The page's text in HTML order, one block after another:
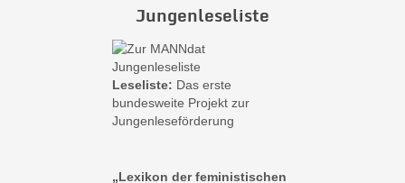
Jungenleseliste
Leseliste: Das erste
bundesweite Projekt zur
Jungenleseförderung
„Lexikon der feministischen